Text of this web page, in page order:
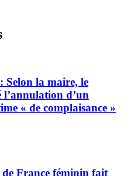
Selon la maire, le
d’un
« de complaisance »
France féminin fait